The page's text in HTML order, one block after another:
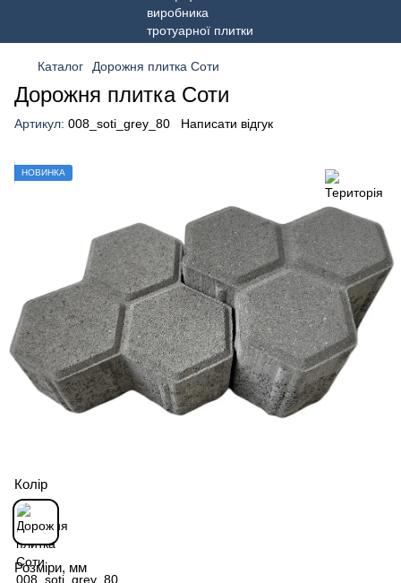
Каталог Дорожня плитка Соти
Дорожня плитка Соти
Артикул: 008_soti_grey_80 Написати відгук
НОВИНКА
Колір
Розміри, мм